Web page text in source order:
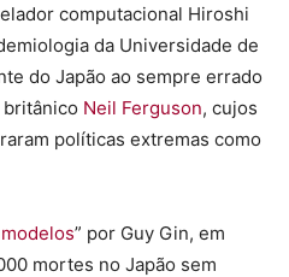
computacional Hiroshi
da Universidade de
do Japão ao sempre errado
Neil Ferguson, cujos
políticas extremas como
” por Guy Gin, em
mortes no Japão sem